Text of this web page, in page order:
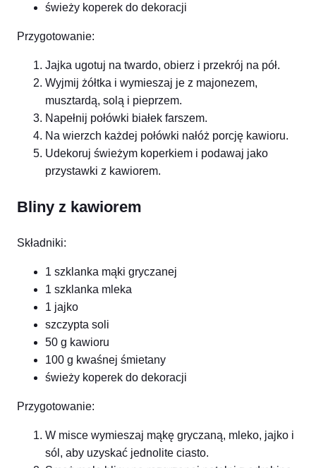
świeży koperek do dekoracji
Przygotowanie:
Jajka ugotuj na twardo, obierz i przekrój na pół.
Wyjmij żółtka i wymieszaj je z majonezem,
musztardą, solą i pieprzem.
Napełnij połówki białek farszem.
Na wierzch każdej połówki nałóż porcję kawioru.
Udekoruj świeżym koperkiem i podawaj jako
przystawki z kawiorem.
Bliny z kawiorem
Składniki:
1 szklanka mąki gryczanej
1 szklanka mleka
1 jajko
szczypta soli
50 g kawioru
100 g kwaśnej śmietany
świeży koperek do dekoracji
Przygotowanie:
W misce wymieszaj mąkę gryczaną, mleko, jajko i
sól, aby uzyskać jednolite ciasto.